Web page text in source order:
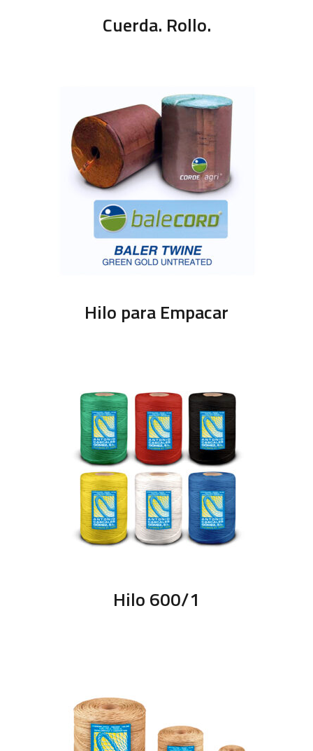
Cuerda. Rollo.
Hilo para Empacar
Hilo 600/1